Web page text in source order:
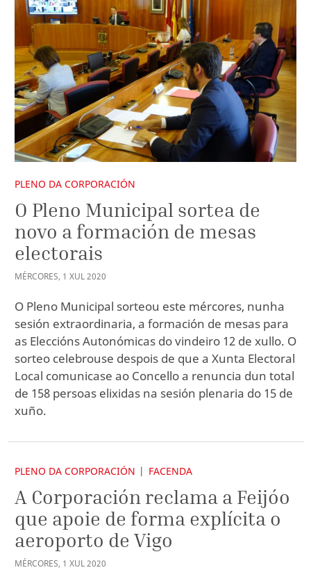
PLENO DA CORPORACIÓN
O Pleno Municipal sortea de
novo a formación de mesas
electorais
MÉRCORES, 1 XUL2020
O Pleno Municipal sorteou este mércores, nunha
sesión extraordinaria, a formación de mesas para
as Eleccións Autonómicas do vindeiro 12 de xullo. O
sorteo celebrouse despois de que a Xunta Electoral
Local comunicase ao Concello a renuncia dun total
de 158 persoas elixidas na sesión plenaria do 15 de
xuño.
PLENO DA CORPORACIÓN FACENDA
A Corporación reclama a Feijóo
que apoie de forma explícita o
aeroporto de Vigo
MÉRCORES, 1 XUL2020